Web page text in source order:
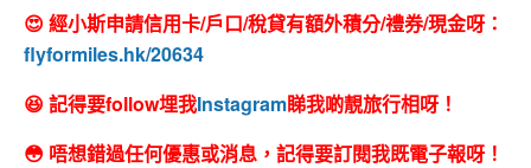
😍 經小斯申請信用卡/戶口/稅貸有額外積分/禮券/現金呀：
flyformiles.hk/20634
😆 記得要follow埋我Instagram睇我啲靚旅行相呀！
😳 唔想錯過任何優惠或消息，記得要訂閱我既電子報呀！